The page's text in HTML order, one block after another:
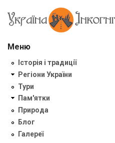
Меню
Історія і традиції
Регіони України
Тури
Пам'ятки
Природа
Блог
Галереї